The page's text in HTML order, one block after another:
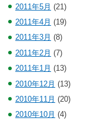
2011年5月 (21)
2011年4月 (19)
2011年3月 (8)
2011年2月 (7)
2011年1月 (13)
2010年12月 (13)
2010年11月 (20)
2010年10月 (4)